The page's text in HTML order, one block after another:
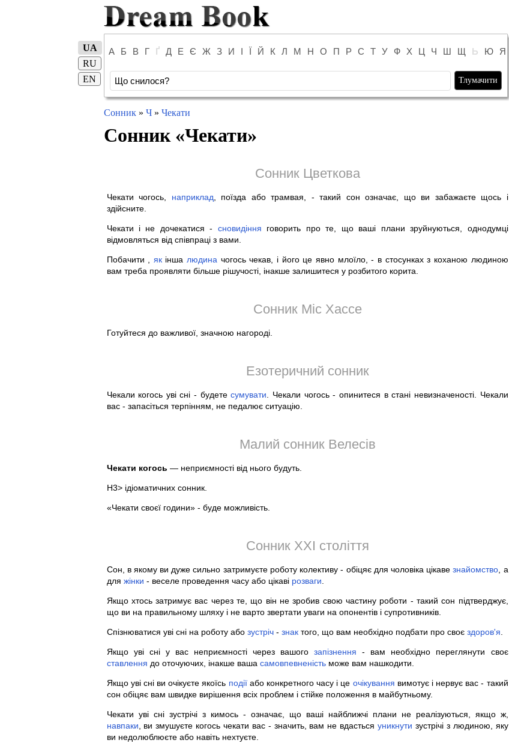
А Б В Г Ґ Д Е Є Ж З И І Ї Й К Л М Н О П Р С Т У Ф Х Ц Ч Ш Щ Ь Ю Я
UA
RU
EN
Сонник» Ч» Чекати
Сонник «Чекати»
Сонник Цветкова
Чекати чогось, наприклад , поїзда або трамвая, - такий сон означає, що ви забажаєте щось і
здійсните.
Чекати і не дочекатися - сновидіння говорить про те, що ваші плани зруйнуються, однодумці
відмовляться від співпраці з вами.
Побачити , якінша людина чогось чекав, і його це явно млоїло, - в стосунках з коханою людиною
вам треба проявляти більше рішучості, інакше залишитеся у розбитого корита.
Сонник Міс Хассе
Готуйтеся до важливої, значною нагороді.
Езотеричний сонник
Чекали когось уві сні - будетесумувати . Чекали чогось - опинитеся в стані невизначеності. Чекали
вас - запасіться терпінням, не педалює ситуацію.
Малий сонник Велесів
Чекати когось — неприємності від нього будуть.
H3> ідіоматичних сонник.
«Чекати своєї години» - буде можливість.
Сонник XXI століття
Сон, в якому ви дуже сильно затримуєте роботу колективу - обіцяє для чоловіка цікавезнайомство , а
для жінки - веселе проведення часу або цікаві розваги
Якщо хтось затримує вас через те, що він не зробив свою частину роботи - такий сон підтверджує,
що ви на правильному шляху і не варто звертати уваги на опонентів і супротивників.
Спізнюватися уві сні на роботу або зустріч- знактого, що вам необхідно подбати про своє здоров'я
Якщо уві сні у вас неприємності через вашогозапізнення - вам необхідно переглянути своє
ставлення до оточуючих, інакше ваша самовпевненістьможе вам нашкодити.
Якщо уві сні ви очікуєте якоїсь подіїабо конкретного часу і це очікування вимотує і нервує вас - такий
сон обіцяє вам швидке вирішення всіх проблем і стійке положення в майбутньому.
Чекати уві сні зустрічі з кимось - означає, що ваші найближчі плани не реалізуються, якщо ж,
навпаки , ви змушуєте когось чекати вас - значить, вам не вдастьсяуникнути зустрічі з людиною, яку
ви недолюблюєте або навіть нехтуєте.